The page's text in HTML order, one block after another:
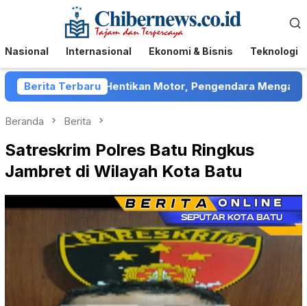
Menu
Mobile
Nasional Internasional Ekonomi & Bisnis Teknologi
Berita Terbaru
Hentikan Motor, Pengendara Mengaku
Beranda Berita
Satreskrim Polres Batu Ringkus
Jambret di Wilayah Kota Batu